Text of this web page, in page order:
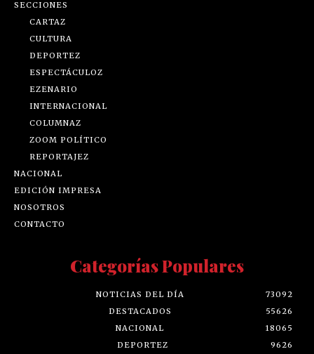
SECCIONES
CARTAZ
CULTURA
DEPORTEZ
ESPECTÁCULOZ
EZENARIO
INTERNACIONAL
COLUMNAZ
ZOOM POLÍTICO
REPORTAJEZ
NACIONAL
EDICIÓN IMPRESA
NOSOTROS
CONTACTO
Categorías Populares
NOTICIAS DEL DÍA
73092
DESTACADOS
55626
NACIONAL
18065
DEPORTEZ
9626